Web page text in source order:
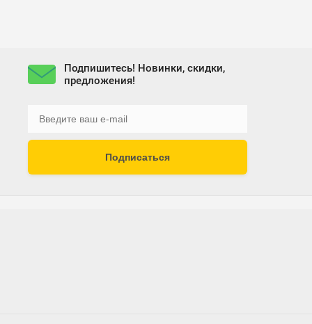
Подпишитесь! Новинки, скидки,
предложения!
Подписаться